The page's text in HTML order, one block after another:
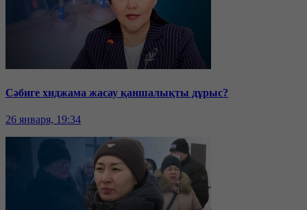
Сәбиге хиджама жасау қаншалықты дұрыс?
26 января, 19:34